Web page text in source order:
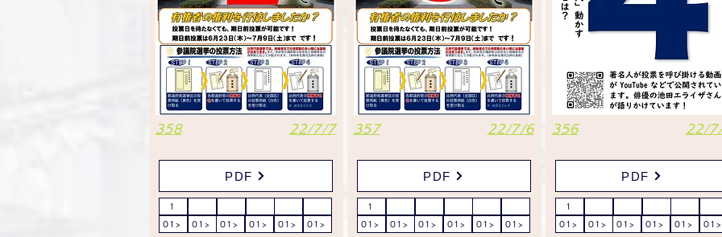
358 22/7/7
PDF
1
01> 01> 01> 01> 01> 01>
357 22/7/6
PDF
1
01> 01> 01> 01> 01> 01>
356 22/
PDF
1
01> 01> 01> 01> 01> 01>